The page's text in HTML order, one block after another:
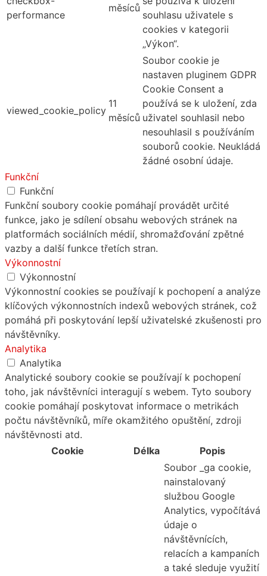
performance
měsíců
souhlasu uživatele s
cookies v kategorii
„Výkon“.
viewed_cookie_policy
11
měsíců
Soubor cookie je
nastaven pluginem GDPR
Cookie Consent a
používá se k uložení, zda
uživatel souhlasil nebo
nesouhlasil s používáním
souborů cookie. Neukládá
žádné osobní údaje.
Funkční
Funkční
Funkční soubory cookie pomáhají provádět určité
funkce, jako je sdílení obsahu webových stránek na
platformách sociálních médií, shromažďování zpětné
vazby a další funkce třetích stran.
Výkonnostní
Výkonnostní
Výkonnostní cookies se používají k pochopení a analýze
klíčových výkonnostních indexů webových stránek, což
pomáhá při poskytování lepší uživatelské zkušenosti pro
návštěvníky.
Analytika
Analytika
Analytické soubory cookie se používají k pochopení
toho, jak návštěvníci interagují s webem. Tyto soubory
cookie pomáhají poskytovat informace o metrikách
počtu návštěvníků, míře okamžitého opuštění, zdroji
návštěvnosti atd.
Cookie
Délka Popis
Soubor _ga cookie,
nainstalovaný
službou Google
Analytics, vypočítává
údaje o
návštěvnících,
relacích a kampaních
a také sleduje využití